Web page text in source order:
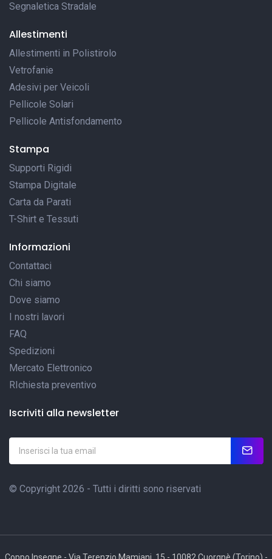
Segnaletica Stradale
Allestimenti
Allestimenti in Polistirolo
Vetrofanie
Adesivi per Veicoli
Pellicole Solari
Pellicole Antisfondamento
Stampa
Supporti Rigidi
Stampa Digitale
Carta da Parati
T-Shirt e Tessuti
Informazioni
Contattaci
Chi siamo
Dove siamo
I nostri lavori
FAQ
Spedizioni
Mercato Elettronico
RIchiesta preventivo
Iscriviti alla newsletter
© Copyright 2026 - Tutti i diritti sono riservati